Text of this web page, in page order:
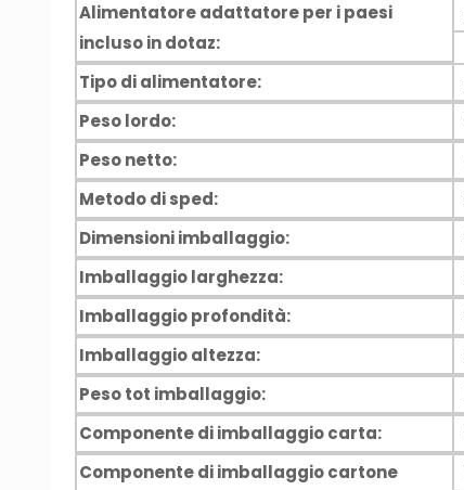
Alimentatore adattatore per i paesi
incluso in dotaz:
Tipo di alimentatore:
Peso lordo:
Peso netto:
Metodo di sped:
Dimensioni imballaggio:
Imballaggio larghezza:
Imballaggio profondità:
Imballaggio altezza:
Peso tot imballaggio:
Componente di imballaggio carta:
Componente di imballaggio cartone